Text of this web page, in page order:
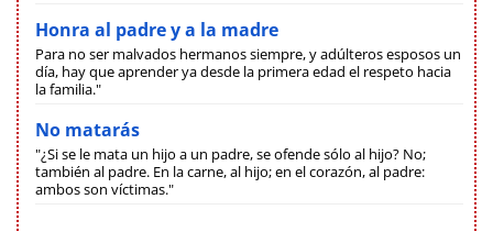
Honra al padre y a la madre
Para no ser malvados hermanos siempre, y adúlteros esposos un
día, hay que aprender ya desde la primera edad el respeto hacia
la familia."
No matarás
"¿Si se le mata un hijo a un padre, se ofende sólo al hijo? No;
también al padre. En la carne, al hijo; en el corazón, al padre:
ambos son víctimas."